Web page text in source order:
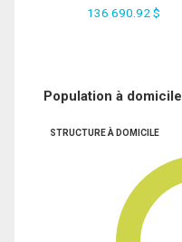
136 690.92 $
Population à domicile
STRUCTURE À DOMICILE